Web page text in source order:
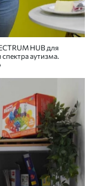
HUB для
аутизма.